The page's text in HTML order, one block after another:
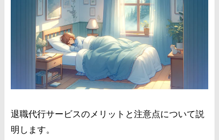
退職代行サービスのメリットと注意点について説
明します。